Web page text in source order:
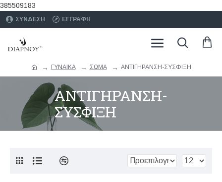
385509183
ΣΥΝΔΕΣΗ ΕΓΓΡΑΦΗ
ΓΥΝΑΙΚΑ ΣΩΜΑ ΑΝΤΙΓΗΡΑΝΣΗ-ΣΥΣΦΙΞΗ
ΑΝΤΙΓΗΡΑΝΣΗ-
ΣΥΣΦΙΞΗ